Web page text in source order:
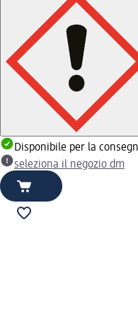
Disponibile per la
seleziona il negozio dm